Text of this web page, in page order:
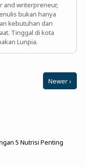
and writerpreneur,
bukan hanya
kebutuhan dan
Tinggal di kota
Lunpia.
Newer ›
5 Nutrisi Penting